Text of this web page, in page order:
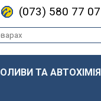
(073) 580 77 07
ОЛИВИ ТА АВТОХІМІЯ